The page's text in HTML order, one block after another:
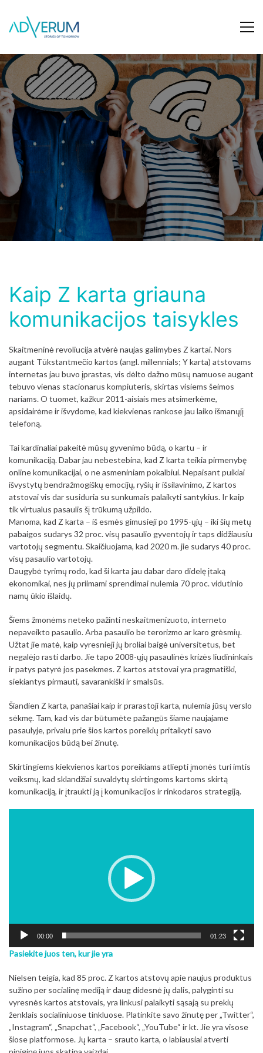
Kaip Z karta griauna
komunikacijos taisykles
Skaitmeninė revoliucija atvėrė naujas galimybes Z kartai. Nors
augant Tūkstantmečio kartos (angl. millennials; Y karta) atstovams
internetas jau buvo įprastas, vis dėlto dažno mūsų namuose augant
tebuvo vienas stacionarus kompiuteris, skirtas visiems šeimos
nariams. O tuomet, kažkur 2011-aisiais mes atsimerkėme,
apsidairėme ir išvydome, kad kiekvienas rankose jau laiko išmanųjį
telefoną.
Tai kardinaliai pakeitė mūsų gyvenimo būdą, o kartu – ir
komunikaciją. Dabar jau nebestebina, kad Z karta teikia pirmenybę
online komunikacijai, o ne asmeniniam pokalbiui. Nepaisant puikiai
išvystytų bendražmogiškų emocijų, ryšių ir išsilavinimo, Z kartos
atstovai vis dar susiduria su sunkumais palaikyti santykius. Ir kaip
tik virtualus pasaulis šį trūkumą užpildo.
Manoma, kad Z karta – iš esmės gimusieji po 1995-ųjų – iki šių metų
pabaigos sudarys 32 proc. visų pasaulio gyventojų ir taps didžiausiu
vartotojų segmentu. Skaičiuojama, kad 2020 m. jie sudarys 40 proc.
visų pasaulio vartotojų.
Daugybė tyrimų rodo, kad ši karta jau dabar daro didelę įtaką
ekonomikai, nes jų priimami sprendimai nulemia 70 proc. vidutinio
namų ūkio išlaidų.
Šiems žmonėms neteko pažinti neskaitmenizuoto, interneto
nepaveikto pasaulio. Arba pasaulio be terorizmo ar karo grėsmių.
Užtat jie matė, kaip vyresnieji jų broliai baigė universitetus, bet
negalėjo rasti darbo. Jie tapo 2008-ųjų pasaulinės krizės liudininkais
ir patys patyrė jos pasekmes. Z kartos atstovai yra pragmatiški,
siekiantys pirmauti, savarankiški ir smalsūs.
Šiandien Z karta, panašiai kaip ir prarastoji karta, nulemia jūsų verslo
sėkmę. Tam, kad vis dar būtumėte pažangūs šiame naujajame
pasaulyje, privalu prie šios kartos poreikių pritaikyti savo
komunikacijos būdą bei žinutę.
Skirtingiems kiekvienos kartos poreikiams atliepti įmonės turi imtis
veiksmų, kad sklandžiai suvaldytų skirtingoms kartoms skirtą
komunikaciją, ir įtraukti ją į komunikacijos ir rinkodaros strategiją.
00:00 01:23
Pasiekite juos ten, kur jie yra
Nielsen teigia, kad 85 proc. Z kartos atstovų apie naujus produktus
sužino per socialinę mediją ir daug didesnė jų dalis, palyginti su
vyresnės kartos atstovais, yra linkusi palaikyti sąsają su prekių
ženklais socialiniuose tinkluose. Platinkite savo žinutę per „Twitter“,
„Instagram“, „Snapchat“, „Facebook“, „YouTube“ ir kt. Jie yra visose
šiose platformose. Jų karta – srauto karta, o labiausiai atverti